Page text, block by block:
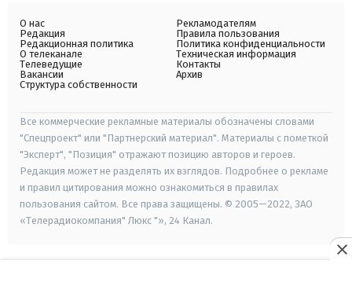
О нас
Редакция
Редакционная политика
О телеканале
Телеведущие
Вакансии
Структура собственности
Рекламодателям
Правила пользования
Политика конфиденциальности
Техническая информация
Контакты
Архив
Все коммерческие рекламные материалы обозначены словами
"Спецпроект" или "Партнерский материал". Материалы с пометкой
"Эксперт", "Позиция" отражают позицию авторов и героев.
Редакция может не разделять их взглядов. Подробнее о рекламе
и правил цитирования можно ознакомиться в правилах
пользования сайтом. Все права защищены. © 2005—2022, ЗАО
«Телерадиокомпания" Люкс "», 24 Канал.